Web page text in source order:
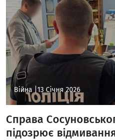
Війна | 13 Січня 2026
Справа
підозрює